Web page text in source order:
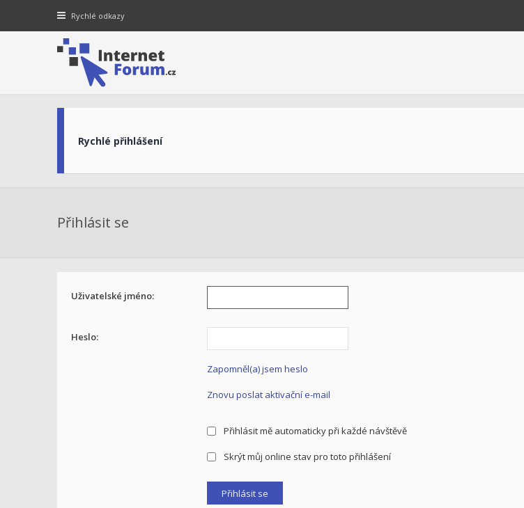
Rychlé odkazy
Rychlé přihlášení
Přihlásit se
Uživatelské jméno:
Heslo:
Zapomněl(a) jsem heslo
Znovu poslat aktivační e-mail
Přihlásit mě automaticky při každé návštěvě
Skrýt můj online stav pro toto přihlášení